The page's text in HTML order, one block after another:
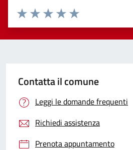
Valuta 5 stelle su 5
Valuta 4 stelle su 5
Valuta 3 stelle su 5
Valuta 2 stelle su 5
Valuta 1 stelle su 5
Contatta il comune
Leggi le domande frequenti
Richiedi assistenza
Prenota appuntamento